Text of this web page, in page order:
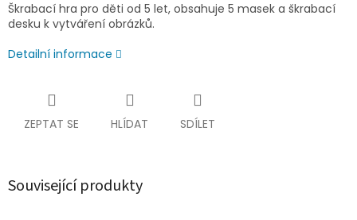
Škrabací hra pro děti od 5 let, obsahuje 5 masek a škrabací
desku k vytváření obrázků.
Detailní informace
ZEPTAT SE HLÍDAT SDÍLET
Související produkty